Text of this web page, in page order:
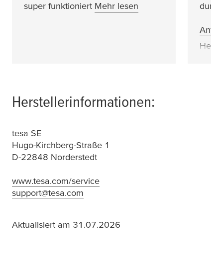
super funktioniert Mehr lesen
Herstellerinformationen:
tesa SE
Hugo-Kirchberg-Straße 1
D-22848 Norderstedt
www.tesa.com/service
support@tesa.com
Aktualisiert am 31.07.2026